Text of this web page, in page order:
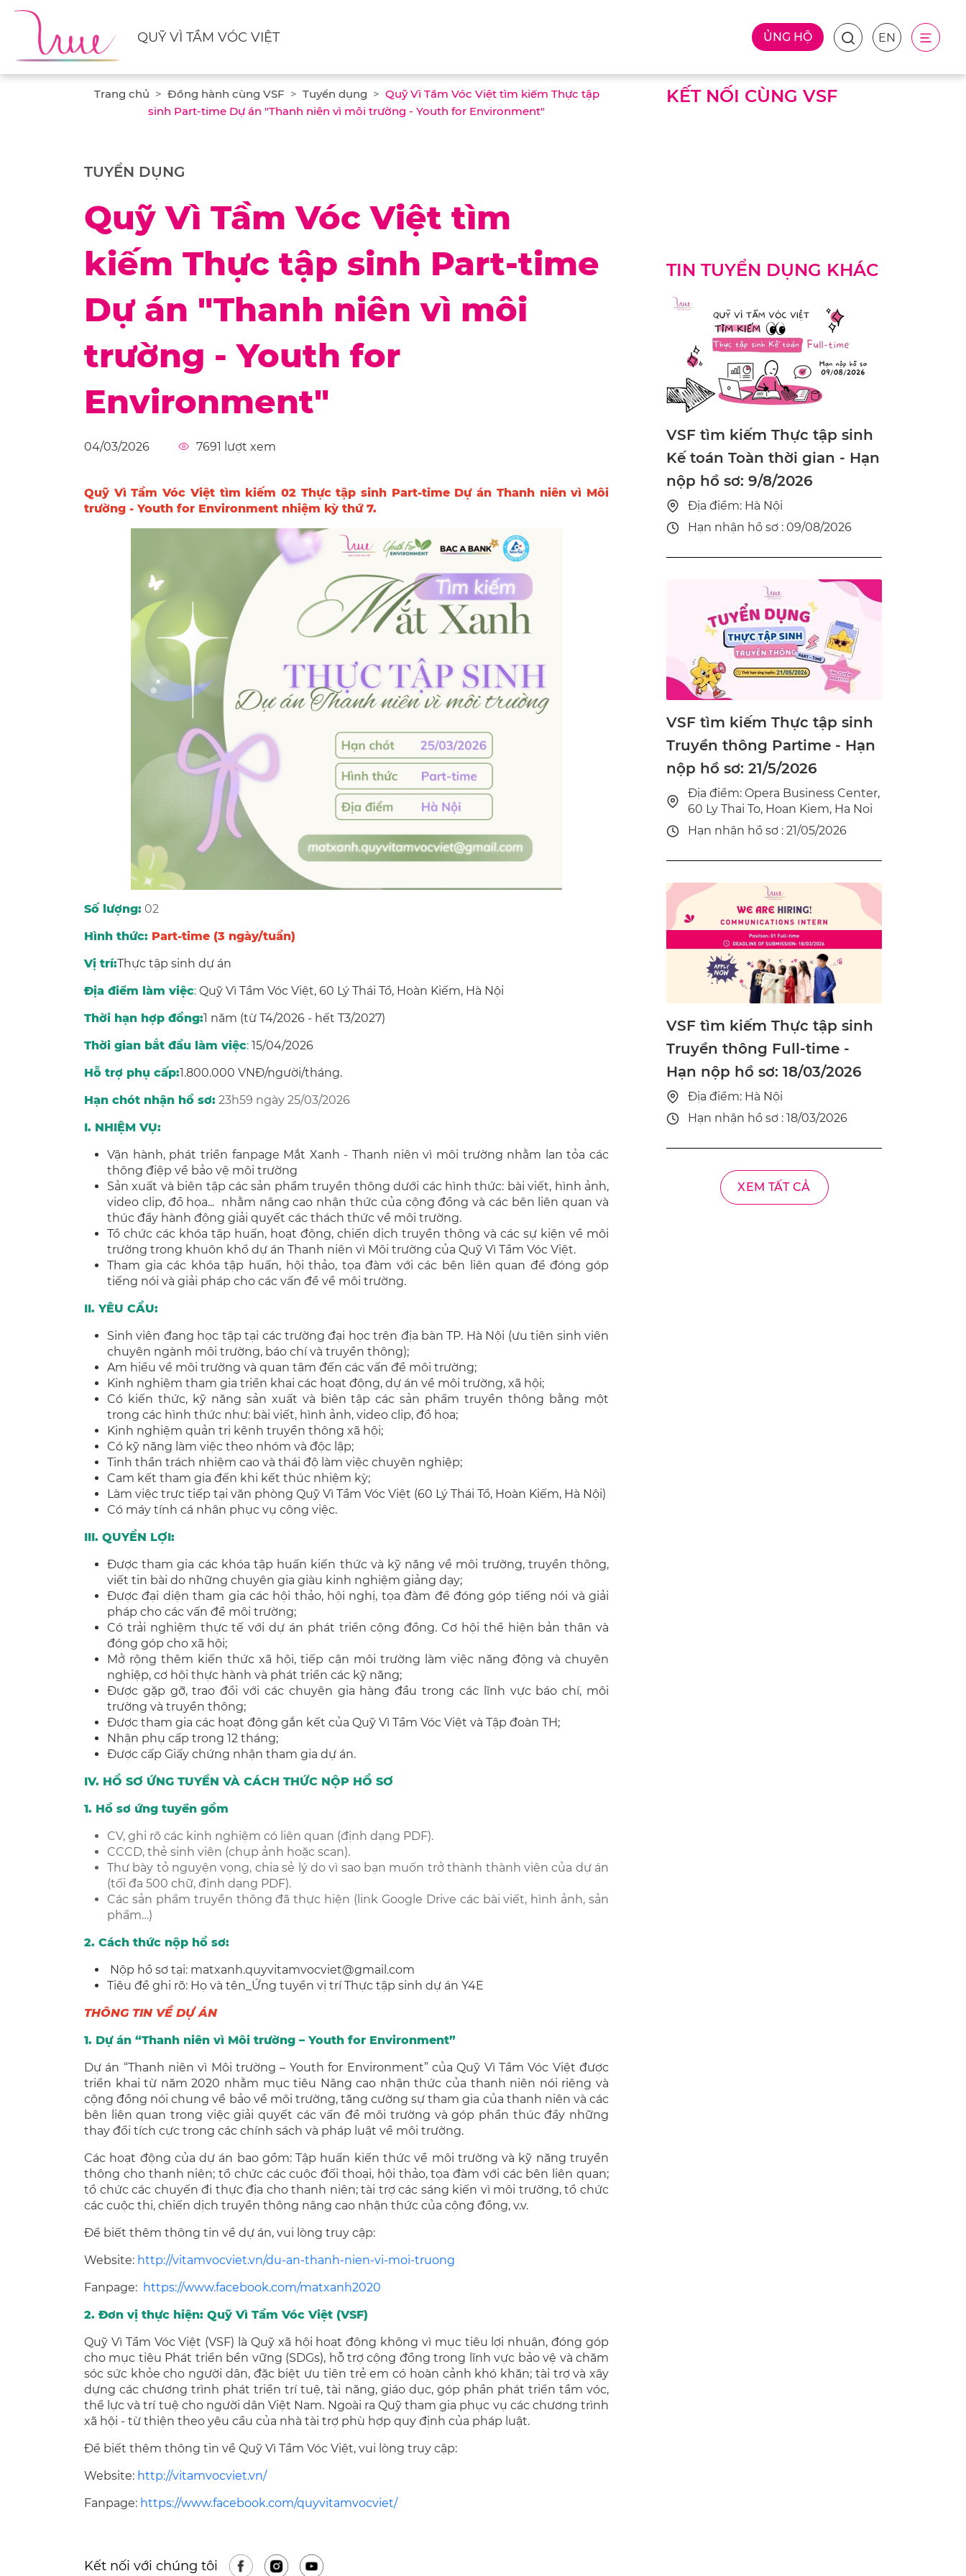
QUỸ VÌ TẦM VÓC VIỆT ỦNG HỘ EN
Trang chủ Đồng hành cùng VSF Tuyển dụng
Quỹ Vì Tầm Vóc Việt tìm kiếm Thực tập
sinh Part-time Dự án "Thanh niên vì môi trường - Youth for Environment"
TUYỂN DỤNG
Quỹ Vì Tầm Vóc Việt tìm
kiếm Thực tập sinh Part-time
Dự án "Thanh niên vì môi
trường - Youth for
Environment"
04/03/2026 7691 lượt xem
Quỹ Vì Tầm Vóc Việt tìm kiếm 02 Thực tập sinh Part-time Dự án Thanh niên vì Môi
trường - Youth for Environment nhiệm kỳ thứ 7.
Số lượng: 02
Hình thức: Part-time (3 ngày/tuần)
Vị trí:Thực tập sinh dự án
Địa điểm làm việc: Quỹ Vì Tầm Vóc Việt, 60 Lý Thái Tổ, Hoàn Kiếm, Hà Nội
Thời hạn hợp đồng:1 năm (từ T4/2026 - hết T3/2027)
Thời gian bắt đầu làm việc: 15/04/2026
Hỗ trợ phụ cấp:1.800.000 VNĐ/người/tháng.
Hạn chót nhận hồ sơ: 23h59 ngày 25/03/2026
I. NHIỆM VỤ:
Vận hành, phát triển fanpage Mắt Xanh - Thanh niên vì môi trường nhằm lan tỏa các
thông điệp về bảo vệ môi trường
Sản xuất và biên tập các sản phẩm truyền thông dưới các hình thức: bài viết, hình ảnh,
video clip, đồ họa... nhằm nâng cao nhận thức của cộng đồng và các bên liên quan và
thúc đẩy hành động giải quyết các thách thức về môi trường.
Tổ chức các khóa tập huấn, hoạt động, chiến dịch truyền thông và các sự kiện về môi
trường trong khuôn khổ dự án Thanh niên vì Môi trường của Quỹ Vì Tầm Vóc Việt.
Tham gia các khóa tập huấn, hội thảo, tọa đàm với các bên liên quan để đóng góp
tiếng nói và giải pháp cho các vấn đề về môi trường.
II. YÊU CẦU:
Sinh viên đang học tập tại các trường đại học trên địa bàn TP. Hà Nội (ưu tiên sinh viên
chuyên ngành môi trường, báo chí và truyền thông);
Am hiểu về môi trường và quan tâm đến các vấn đề môi trường;
Kinh nghiệm tham gia triển khai các hoạt động, dự án về môi trường, xã hội;
Có kiến thức, kỹ năng sản xuất và biên tập các sản phẩm truyền thông bằng một
trong các hình thức như: bài viết, hình ảnh, video clip, đồ họa;
Kinh nghiệm quản trị kênh truyền thông xã hội;
Có kỹ năng làm việc theo nhóm và độc lập;
Tinh thần trách nhiệm cao và thái độ làm việc chuyên nghiệp;
Cam kết tham gia đến khi kết thúc nhiệm kỳ;
Làm việc trực tiếp tại văn phòng Quỹ Vì Tầm Vóc Việt (60 Lý Thái Tổ, Hoàn Kiếm, Hà Nội)
Có máy tính cá nhân phục vụ công việc.
III. QUYỀN LỢI:
Được tham gia các khóa tập huấn kiến thức và kỹ năng về môi trường, truyền thông,
viết tin bài do những chuyên gia giàu kinh nghiệm giảng dạy;
Được đại diện tham gia các hội thảo, hội nghị, tọa đàm để đóng góp tiếng nói và giải
pháp cho các vấn đề môi trường;
Có trải nghiệm thực tế với dự án phát triển cộng đồng. Cơ hội thể hiện bản thân và
đóng góp cho xã hội;
Mở rộng thêm kiến thức xã hội, tiếp cận môi trường làm việc năng động và chuyên
nghiệp, cơ hội thực hành và phát triển các kỹ năng;
Được gặp gỡ, trao đổi với các chuyên gia hàng đầu trong các lĩnh vực báo chí, môi
trường và truyền thông;
Được tham gia các hoạt động gắn kết của Quỹ Vì Tầm Vóc Việt và Tập đoàn TH;
Nhận phụ cấp trong 12 tháng;
Được cấp Giấy chứng nhận tham gia dự án.
IV. HỒ SƠ ỨNG TUYỂN VÀ CÁCH THỨC NỘP HỒ SƠ
1. Hồ sơ ứng tuyển gồm
CV, ghi rõ các kinh nghiệm có liên quan (định dạng PDF).
CCCD, thẻ sinh viên (chụp ảnh hoặc scan).
Thư bày tỏ nguyện vọng, chia sẻ lý do vì sao bạn muốn trở thành thành viên của dự án
(tối đa 500 chữ, định dạng PDF).
Các sản phẩm truyền thông đã thực hiện (link Google Drive các bài viết, hình ảnh, sản
phẩm…)
2. Cách thức nộp hồ sơ:
Nộp hồ sơ tại: matxanh.quyvitamvocviet@gmail.com
Tiêu đề ghi rõ: Họ và tên_Ứng tuyển vị trí Thực tập sinh dự án Y4E
THÔNG TIN VỀ DỰ ÁN
1. Dự án “Thanh niên vì Môi trường – Youth for Environment”
Dự án “Thanh niên vì Môi trường – Youth for Environment” của Quỹ Vì Tầm Vóc Việt được
triển khai từ năm 2020 nhằm mục tiêu Nâng cao nhận thức của thanh niên nói riêng và
cộng đồng nói chung về bảo về môi trường, tăng cường sự tham gia của thanh niên và các
bên liên quan trong việc giải quyết các vấn đề môi trường và góp phần thúc đẩy những
thay đổi tích cực trong các chính sách và pháp luật về môi trường.
Các hoạt động của dự án bao gồm: Tập huấn kiến thức về môi trường và kỹ năng truyền
thông cho thanh niên; tổ chức các cuộc đối thoại, hội thảo, tọa đàm với các bên liên quan;
tổ chức các chuyến đi thực địa cho thanh niên; tài trợ các sáng kiến vì môi trường, tổ chức
các cuộc thi, chiến dịch truyền thông nâng cao nhận thức của cộng đồng, v.v.
Để biết thêm thông tin về dự án, vui lòng truy cập:
Website: http://vitamvocviet.vn/du-an-thanh-nien-vi-moi-truong
Fanpage: https://www.facebook.com/matxanh2020
2. Đơn vị thực hiện: Quỹ Vì Tầm Vóc Việt (VSF)
Quỹ Vì Tầm Vóc Việt (VSF) là Quỹ xã hội hoạt động không vì mục tiêu lợi nhuận, đóng góp
cho mục tiêu Phát triển bền vững (SDGs), hỗ trợ cộng đồng trong lĩnh vực bảo vệ và chăm
sóc sức khỏe cho người dân, đặc biệt ưu tiên trẻ em có hoàn cảnh khó khăn; tài trợ và xây
dựng các chương trình phát triển trí tuệ, tài năng, giáo dục, góp phần phát triển tầm vóc,
thể lực và trí tuệ cho người dân Việt Nam. Ngoài ra Quỹ tham gia phục vụ các chương trình
xã hội - từ thiện theo yêu cầu của nhà tài trợ phù hợp quy định của pháp luật.
Để biết thêm thông tin về Quỹ Vì Tầm Vóc Việt, vui lòng truy cập:
Website: http://vitamvocviet.vn/
Fanpage: https://www.facebook.com/quyvitamvocviet/
Kết nối với chúng tôi
KẾT NỐI CÙNG VSF
TIN TUYỂN DỤNG KHÁC
VSF tìm kiếm Thực tập sinh
Kế toán Toàn thời gian - Hạn
nộp hồ sơ: 9/8/2026
Địa điểm: Hà Nội
Hạn nhận hồ sơ : 09/08/2026
VSF tìm kiếm Thực tập sinh
Truyền thông Partime - Hạn
nộp hồ sơ: 21/5/2026
Địa điểm: Opera Business Center,
60 Ly Thai To, Hoan Kiem, Ha Noi
Hạn nhận hồ sơ : 21/05/2026
VSF tìm kiếm Thực tập sinh
Truyền thông Full-time -
Hạn nộp hồ sơ: 18/03/2026
Địa điểm: Hà Nội
Hạn nhận hồ sơ : 18/03/2026
XEM TẤT CẢ